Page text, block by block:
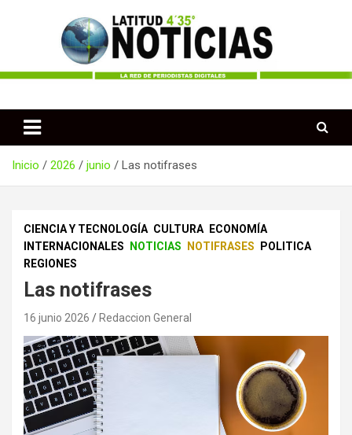
Latitud 435 Noticias
Inicio 2026 junio Las notifrases
CIENCIA Y TECNOLOGÍA CULTURA
ECONOMÍA
INTERNACIONALES
NOTICIAS NOTIFRASES
POLITICA
REGIONES
Las notifrases
16 junio 2026 Redaccion General